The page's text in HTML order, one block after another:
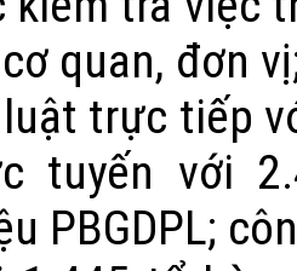
quan, đơn
trực tiếp
tuyến với
PBGDPL;